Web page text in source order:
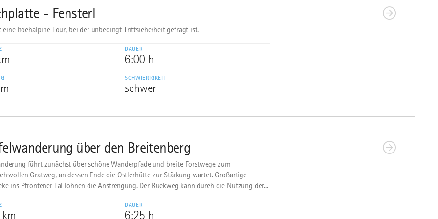
- Fensterl
eine hochalpine Tour, bei der unbedingt Trittsicherheit gefragt ist.
DAUER
6:00 h
SCHWIERIGKEIT
schwer
über den Breitenberg
führt zunächst über schöne Wanderpfade und breite Forstwege zum
Gratweg, an dessen Ende die Ostlerhütte zur Stärkung wartet. Großartige
ins Pfrontener Tal lohnen die Anstrengung. Der Rückweg kann durch die Nutzung der...
km
DAUER
6:25 h